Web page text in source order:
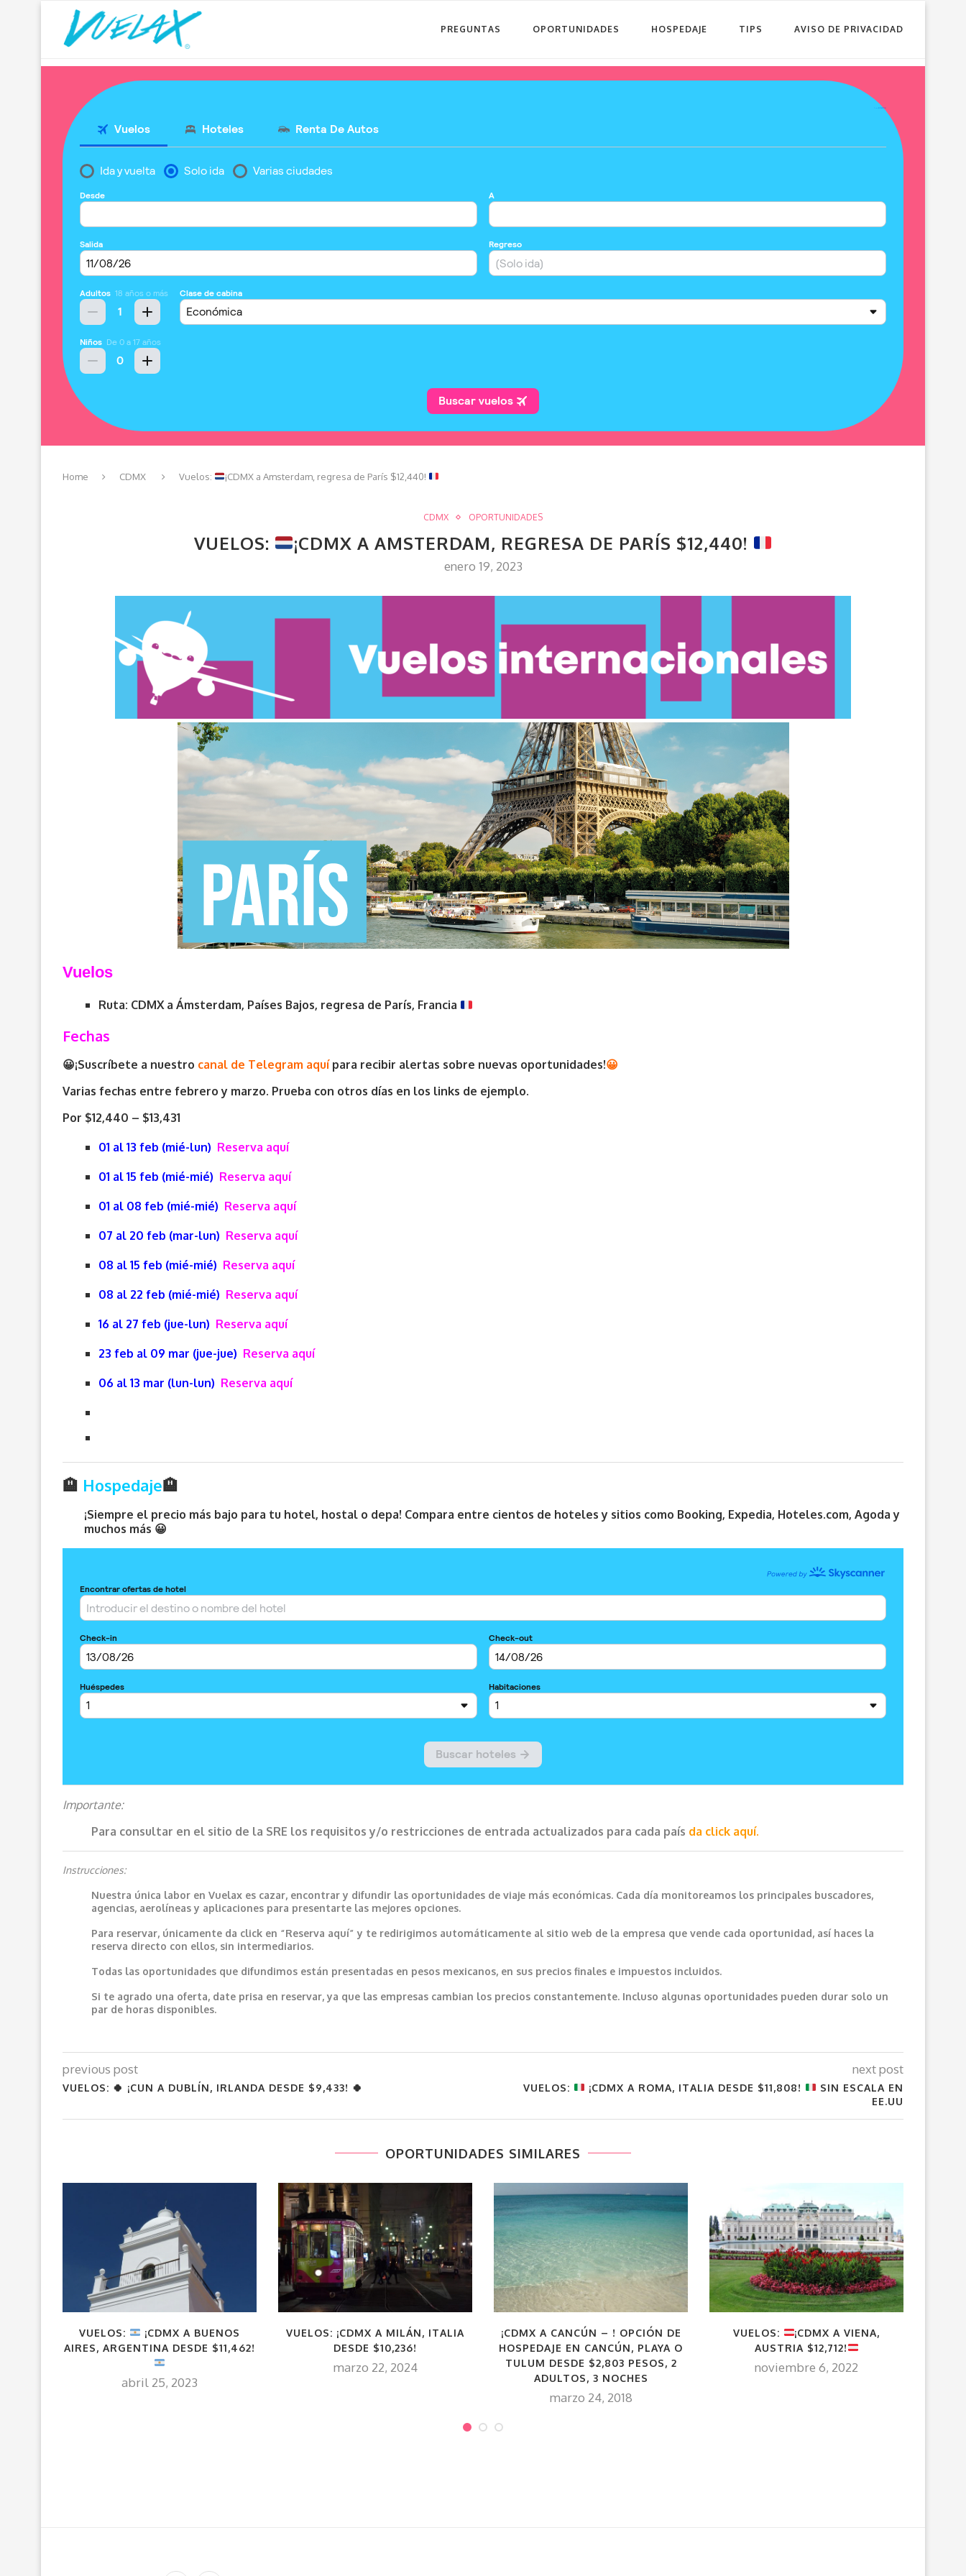
PREGUNTAS OPORTUNIDADES HOSPEDAJE TIPS AVISO DE PRIVACIDAD
Home CDMX Vuelos: ¡CDMX a Amsterdam, regresa de París $12,440!
CDMX OPORTUNIDADES
VUELOS: ¡CDMX A AMSTERDAM, REGRESA DE PARÍS $12,440!
enero 19, 2023
Vuelos
Ruta: CDMX a Ámsterdam, Países Bajos, regresa de París, Francia
Fechas
😀¡Suscríbete a nuestro canal de Telegram aquí para recibir alertas sobre nuevas oportunidades!😀
Varias fechas entre febrero y marzo. Prueba con otros días en los links de ejemplo.
Por $12,440 – $13,431
01 al 13 feb (mié-lun) Reserva aquí
01 al 15 feb (mié-mié) Reserva aquí
01 al 08 feb (mié-mié) Reserva aquí
07 al 20 feb (mar-lun) Reserva aquí
08 al 15 feb (mié-mié) Reserva aquí
08 al 22 feb (mié-mié) Reserva aquí
16 al 27 feb (jue-lun) Reserva aquí
23 feb al 09 mar (jue-jue) Reserva aquí
06 al 13 mar (lun-lun) Reserva aquí
🏨 Hospedaje🏨
¡Siempre el precio más bajo para tu hotel, hostal o depa! Compara entre cientos de hoteles y sitios como Booking, Expedia, Hoteles.com, Agoda y
muchos más 😀
Importante:
Para consultar en el sitio de la SRE los requisitos y/o restricciones de entrada actualizados para cada país da click aquí.
Instrucciones:
Nuestra única labor en Vuelax es cazar, encontrar y difundir las oportunidades de viaje más económicas. Cada día monitoreamos los principales buscadores,
agencias, aerolíneas y aplicaciones para presentarte las mejores opciones.
Para reservar, únicamente da click en “Reserva aquí” y te redirigimos automáticamente al sitio web de la empresa que vende cada oportunidad, así haces la
reserva directo con ellos, sin intermediarios.
Todas las oportunidades que difundimos están presentadas en pesos mexicanos, en sus precios finales e impuestos incluidos.
Si te agrado una oferta, date prisa en reservar, ya que las empresas cambian los precios constantemente. Incluso algunas oportunidades pueden durar solo un
par de horas disponibles.
previous post
VUELOS: 🍀 ¡CUN A DUBLÍN, IRLANDA DESDE $9,433! 🍀
next post
VUELOS: ¡CDMX A ROMA, ITALIA DESDE $11,808!
SIN ESCALA EN
EE.UU
OPORTUNIDADES SIMILARES
VUELOS:
¡CDMX A BUENOS
AIRES, ARGENTINA DESDE $11,462!
abril 25, 2023
VUELOS: ¡CDMX A MILÁN, ITALIA
DESDE $10,236!
marzo 22, 2024
¡CDMX A CANCÚN – ! OPCIÓN DE
HOSPEDAJE EN CANCÚN, PLAYA O
TULUM DESDE $2,803 PESOS, 2
ADULTOS, 3 NOCHES
marzo 24, 2018
VUELOS:
¡CDMX A VIENA,
AUSTRIA $12,712!
noviembre 6, 2022